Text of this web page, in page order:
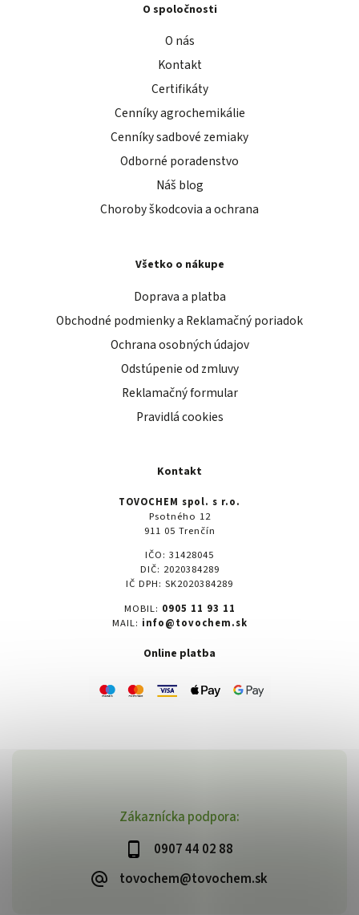
Zákaznícka podpora:
0907 44 02 88
tovochem@tovochem.sk
O spoločnosti
O nás
Kontakt
Certifikáty
Cenníky agrochemikálie
Cenníky sadbové zemiaky
Odborné poradenstvo
Náš blog
Choroby škodcovia a ochrana
Všetko o nákupe
Doprava a platba
Obchodné podmienky a Reklamačný poriadok
Ochrana osobných údajov
Odstúpenie od zmluvy
Reklamačný formular
Pravidlá cookies
Kontakt
TOVOCHEM spol. s r.o.
Psotného 12
911 05 Trenčín
IČO: 31428045
DIČ: 2020384289
IČ DPH: SK2020384289
MOBIL: 0905 11 93 11
MAIL: info@tovochem.sk
Online platba